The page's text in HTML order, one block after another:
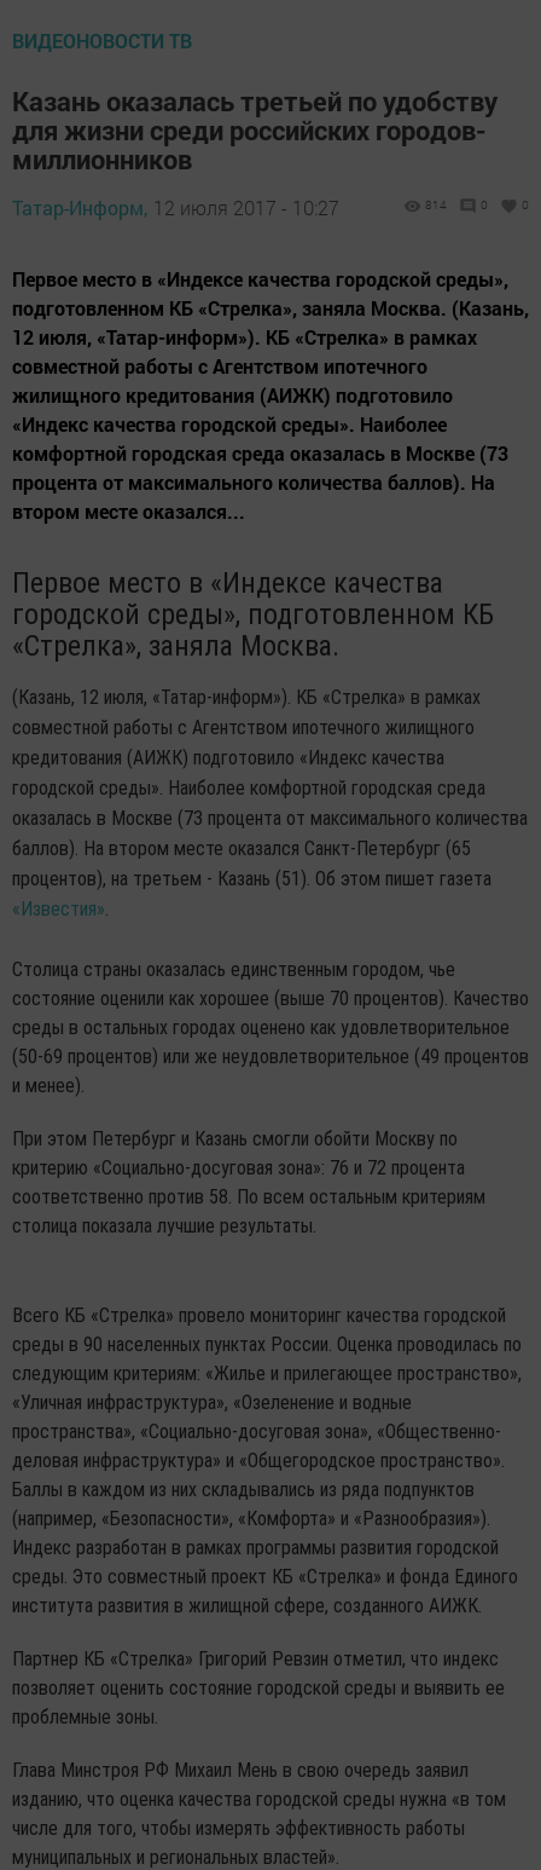
ВИДЕОНОВОСТИ ТВ
Казань оказалась третьей по удобству
для жизни среди российских городов-
миллионников
Татар-Информ, 12 июля 2017 - 10:27 814 0 0
Первое место в «Индексе качества городской среды»,
подготовленном КБ «Стрелка», заняла Москва. (Казань,
12 июля, «Татар-информ»). КБ «Стрелка» в рамках
совместной работы с Агентством ипотечного
жилищного кредитования (АИЖК) подготовило
«Индекс качества городской среды». Наиболее
комфортной городская среда оказалась в Москве (73
процента от максимального количества баллов). На
втором месте оказался...
Первое место в «Индексе качества
городской среды», подготовленном КБ
«Стрелка», заняла Москва.
(Казань, 12 июля, «Татар-информ»). КБ «Стрелка» в рамках
совместной работы с Агентством ипотечного жилищного
кредитования (АИЖК) подготовило «Индекс качества
городской среды». Наиболее комфортной городская среда
оказалась в Москве (73 процента от максимального количества
баллов). На втором месте оказался Санкт-Петербург (65
процентов), на третьем - Казань (51). Об этом пишет газета
«Известия».
Столица страны оказалась единственным городом, чье
состояние оценили как хорошее (выше 70 процентов). Качество
среды в остальных городах оценено как удовлетворительное
(50-69 процентов) или же неудовлетворительное (49 процентов
и менее).
При этом Петербург и Казань смогли обойти Москву по
критерию «Социально-досуговая зона»: 76 и 72 процента
соответственно против 58. По всем остальным критериям
столица показала лучшие результаты.
Всего КБ «Стрелка» провело мониторинг качества городской
среды в 90 населенных пунктах России. Оценка проводилась по
следующим критериям: «Жилье и прилегающее пространство»,
«Уличная инфраструктура», «Озеленение и водные
пространства», «Социально-досуговая зона», «Общественно-
деловая инфраструктура» и «Общегородское пространство».
Баллы в каждом из них складывались из ряда подпунктов
(например, «Безопасности», «Комфорта» и «Разнообразия»).
Индекс разработан в рамках программы развития городской
среды. Это совместный проект КБ «Стрелка» и фонда Единого
института развития в жилищной сфере, созданного АИЖК.
Партнер КБ «Стрелка» Григорий Ревзин отметил, что индекс
позволяет оценить состояние городской среды и выявить ее
проблемные зоны.
Глава Минстроя РФ Михаил Мень в свою очередь заявил
изданию, что оценка качества городской среды нужна «в том
числе для того, чтобы измерять эффективность работы
муниципальных и региональных властей».